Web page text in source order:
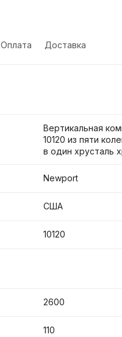
Оплата Доставка
Вертикальная
10120 из пяти
в один хрусталь
Newport
США
10120
2600
110